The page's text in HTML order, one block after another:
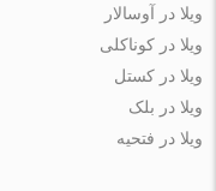
ویلا در آوسالار
ویلا در کوناکلی
ویلا در کستل
ویلا در بلک
ویلا در فتحیه